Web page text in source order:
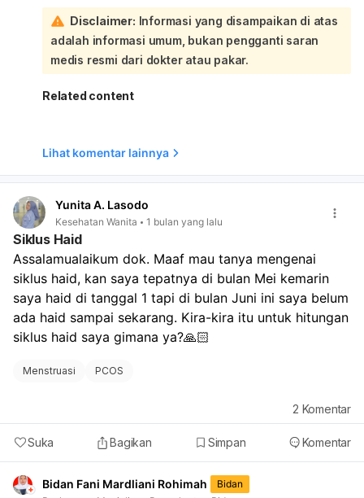
seperti sebelumnya. Sebaiknya periksa ke dokter
kandungan untuk evaluasi, karena perlu dipastikan
apakah benar kista kambuh atau ada penyebab lain.
Biasanya dokter akan menyarankan pemeriksaan fisik
dan USG, lalu menentukan apakah cukup dengan obat,
terapi hormonal, pemantauan rutin, atau perlu tindakan
anjuran dokter.
Disclaimer: Informasi yang disampaikan di atas
adalah informasi umum, bukan pengganti saran
medis resmi dari dokter atau pakar.
Related content
Lihat komentar lainnya
Yunita A. Lasodo
Kesehatan Wanita 1 bulan yang lalu
Siklus Haid
Assalamualaikum dok. Maaf mau tanya mengenai
siklus haid, kan saya tepatnya di bulan Mei kemarin
saya haid di tanggal 1 tapi di bulan Juni ini saya belum
ada haid sampai sekarang. Kira-kira itu untuk hitungan
siklus haid saya gimana ya?🙏🏻
Menstruasi PCOS
Suka Bagikan Simpan Komentar
2 Komentar
Bidan Fani Mardliani Rohimah
Bidan